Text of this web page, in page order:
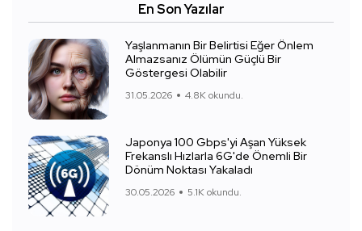
En Son Yazılar
Yaşlanmanın Bir Belirtisi Eğer Önlem
Almazsanız Ölümün Güçlü Bir
Göstergesi Olabilir
31.05.2026 4.8K okundu.
Japonya 100 Gbps'yi Aşan Yüksek
Frekanslı Hızlarla 6G'de Önemli Bir
Dönüm Noktası Yakaladı
30.05.2026 5.1K okundu.